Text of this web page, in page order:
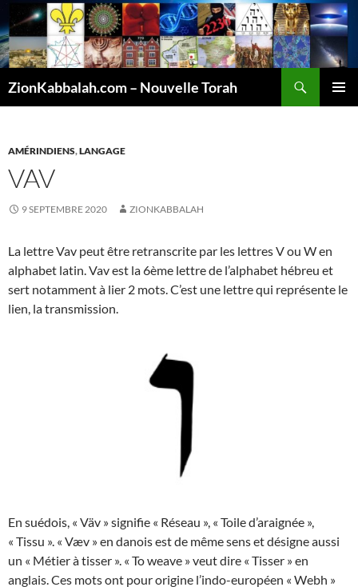
ZionKabbalah.com – Nouvelle Torah
AMÉRINDIENS,LANGAGE
VAV
9 SEPTEMBRE 2020 ZIONKABBALAH
La lettre Vav peut être retranscrite par les lettres V ou W en
alphabet latin. Vav est la 6ème lettre de l’alphabet hébreu et
sert notamment à lier 2 mots. C’est une lettre qui représente le
lien, la transmission.
En suédois, « Väv » signifie « Réseau », « Toile d’araignée »,
« Tissu ». « Væv » en danois est de même sens et désigne aussi
un « Métier à tisser ». « To weave » veut dire « Tisser » en
anglais. Ces mots ont pour origine l’indo-européen « Webh »